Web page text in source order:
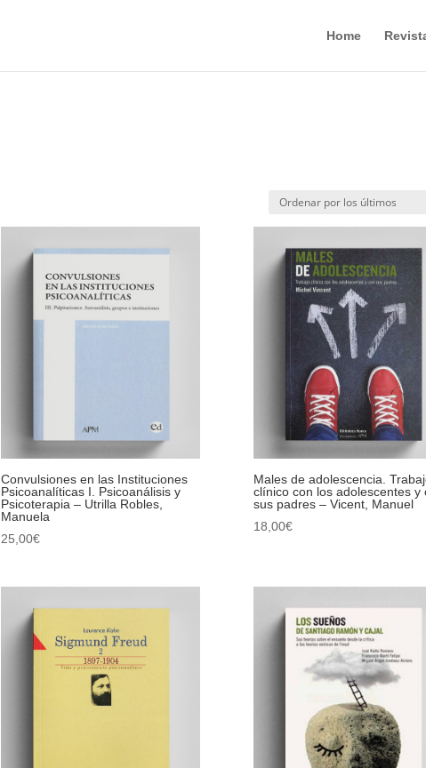
Home
Convulsiones en las Instituciones
Psicoanalíticas I. Psicoanálisis y
Psicoterapia – Utrilla Robles,
Manuela
25,00€
Males de adolescencia.
clínico con los adolescentes y
sus padres – Vicent, Manuel
18,00€